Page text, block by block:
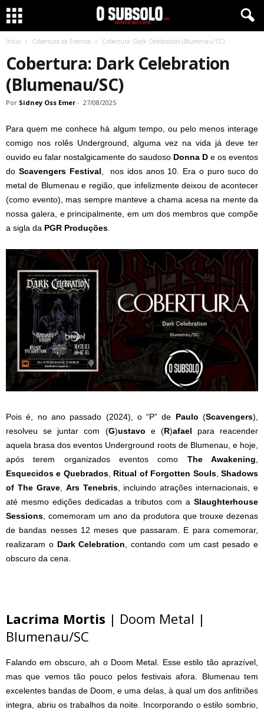
Início Cobertura de Eventos Cobertura: Dark Celebration (Blumenau/SC)
Cobertura: Dark Celebration
(Blumenau/SC)
Por Sidney Oss Emer - 27/08/2025
Para quem me conhece há algum tempo, ou pelo menos interage
comigo nos rolês Underground, alguma vez na vida já deve ter
ouvido eu falar nostalgicamente do saudoso Donna D e os eventos
do Scavengers Festival , nos idos anos 10. Era o puro suco do
metal de Blumenau e região, que infelizmente deixou de acontecer
(como evento), mas sempre manteve a chama acesa na mente da
nossa galera, e principalmente, em um dos membros que compõe
a sigla da PGR Produções
Pois é, no ano passado (2024), o “P” de Paulo (Scavengers),
resolveu se juntar com (G)ustavo e (R)afael para reacender
aquela brasa dos eventos Underground roots de Blumenau, e hoje,
após terem organizados eventos como The Awakening
Esquecidos e Quebrados, Ritual of Forgotten Souls,Shadows
of The Grave, Ars Tenebris, incluindo atrações internacionais, e
até mesmo edições dedicadas a tributos com a Slaughterhouse
Sessions , comemoram um ano da produtora que trouxe dezenas
de bandas nesses 12 meses que passaram. E para comemorar,
realizaram o Dark Celebration , contando com um cast pesado e
obscuro da cena.
Lacrima Mortis | Doom Metal |
Blumenau/SC
Falando em obscuro, ah o Doom Metal. Esse estilo tão aprazível,
mas que vemos tão pouco pelos festivais afora. Blumenau tem
excelentes bandas de Doom, e uma delas, à qual um dos anfitriões
integra, abriu os trabalhos da noite. Incorporando o estilo sombrio,